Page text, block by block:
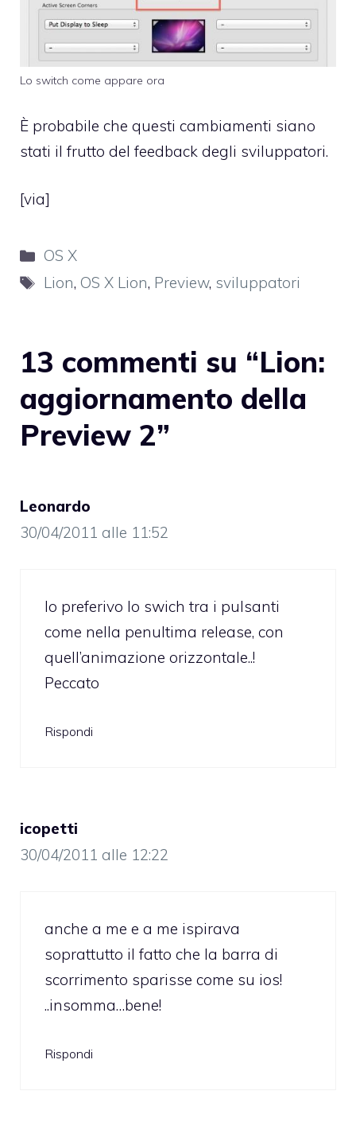
Lo switch come appare ora
È probabile che questi cambiamenti siano
stati il frutto del feedback degli sviluppatori.
[via]
Categorie
OS X
Tag
Lion, OS X Lion, Preview, sviluppatori
13 commenti su “Lion:
aggiornamento della
Preview 2”
Leonardo
30/04/2011 alle 11:52
Io preferivo lo swich tra i pulsanti
come nella penultima release, con
quell’animazione orizzontale..!
Peccato
Rispondi
icopetti
30/04/2011 alle 12:22
anche a me e a me ispirava
soprattutto il fatto che la barra di
scorrimento sparisse come su ios!
..insomma…bene!
Rispondi